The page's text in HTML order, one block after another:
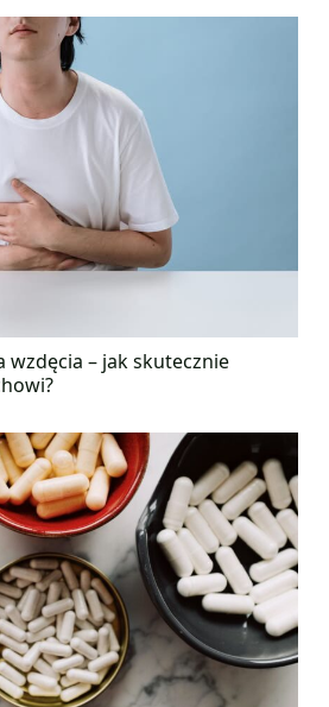
wzdęcia – jak skutecznie